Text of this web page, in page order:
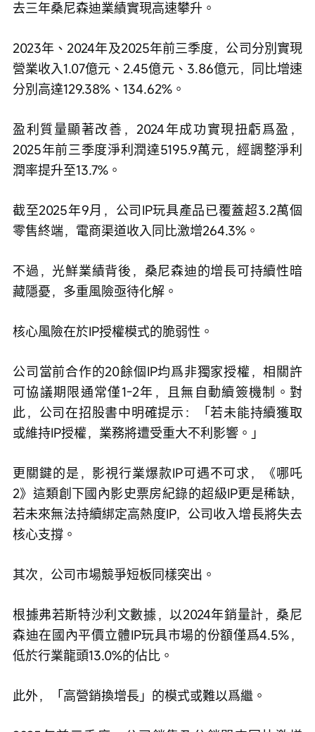
去三年桑尼森迪業績實現高速攀升。
2023年、2024年及2025年前三季度，公司分別實現
營業收入1.07億元、2.45億元、3.86億元，同比增速
分別高達129.38%、134.62%。
盈利質量顯著改善，2024年成功實現扭虧爲盈，
2025年前三季度淨利潤達5195.9萬元，經調整淨利
潤率提升至13.7%。
截至2025年9月，公司IP玩具產品已覆蓋超3.2萬個
零售終端，電商渠道收入同比激增264.3%。
不過，光鮮業績背後，桑尼森迪的增長可持續性暗
藏隱憂，多重風險亟待化解。
核心風險在於IP授權模式的脆弱性。
公司當前合作的20餘個IP均爲非獨家授權，相關許
可協議期限通常僅1-2年，且無自動續簽機制。對
此，公司在招股書中明確提示：「若未能持續獲取
或維持IP授權，業務將遭受重大不利影響。」
更關鍵的是，影視行業爆款IP可遇不可求，《哪吒
2》這類創下國內影史票房紀錄的超級IP更是稀缺，
若未來無法持續綁定高熱度IP，公司收入增長將失去
核心支撐。
其次，公司市場競爭短板同樣突出。
根據弗若斯特沙利文數據，以2024年銷量計，桑尼
森迪在國內平價立體IP玩具市場的份額僅爲4.5%，
低於行業龍頭13.0%的佔比。
此外，「高營銷換增長」的模式或難以爲繼。